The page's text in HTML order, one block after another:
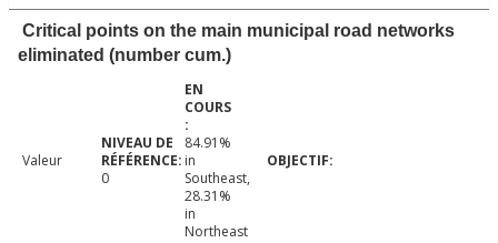
Critical points on the main municipal road networks
eliminated (number cum.)
Valeur
0
84.91%
in
Southeast,
28.31%
in
Northeast